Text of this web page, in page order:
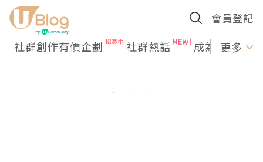
會員登記
社群創作有價企劃 社群熱話 成為U更多